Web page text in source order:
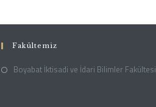
Fakültemiz
Boyabat İktisadi ve İdari Bilimler Fakültesi